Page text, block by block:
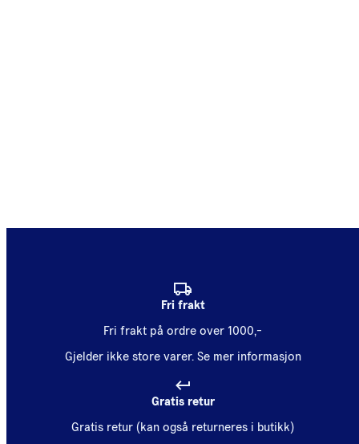
Fri frakt
Fri frakt på ordre over 1000,-
Gjelder ikke store varer. Se mer informasjon
Gratis retur
Gratis retur (kan også returneres i butikk)